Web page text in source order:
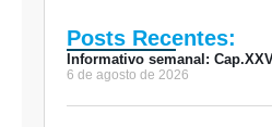
Posts Recentes:
Informativo semanal:
6 de agosto de 2026